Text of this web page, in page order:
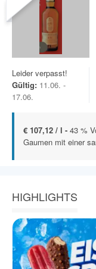
Leider verpasst!
Gültig: 11.06. -
17.06.
€ 107,12 / l - 43 %
Gaumen mit einer
HIGHLIGHTS